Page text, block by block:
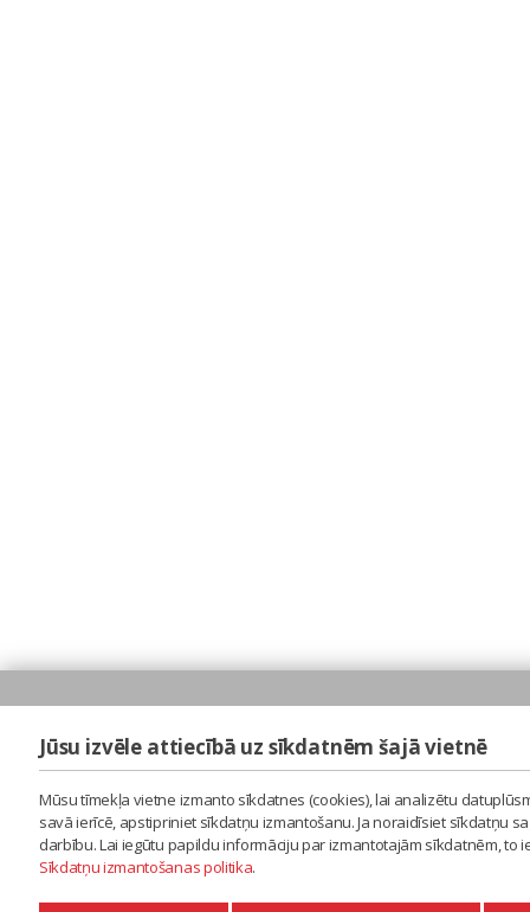
Jūsu izvēle attiecībā uz sīkdatnēm šajā vietnē
Mūsu tīmekļa vietne izmanto sīkdatnes (cookies), lai analizētu
savā ierīcē, apstipriniet sīkdatņu izmantošanu. Ja noraidīsiet sīkdatņu
darbību. Lai iegūtu papildu informāciju par izmantotajām sīkdatnēm,
Sīkdatņu izmantošanas politika.